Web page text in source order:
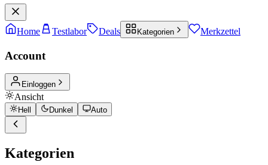
Home Testlabor Deals Kategorien Merkzettel
Account
Einloggen
Ansicht
Hell Dunkel Auto
Kategorien